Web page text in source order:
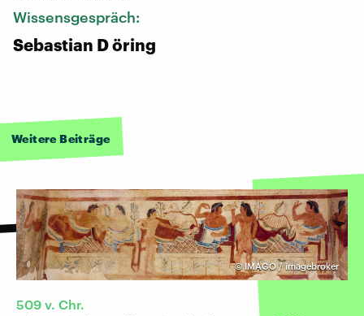
Wissensgespräch:
Sebastian D öring
Weitere Beiträge
©IMAGO / imagebroker
509 v. Chr.